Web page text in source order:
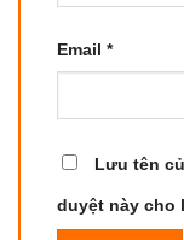
Email *
Lưu tên
duyệt này cho